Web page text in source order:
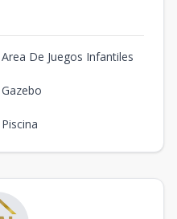
Area De Juegos Infantiles
Gazebo
Piscina